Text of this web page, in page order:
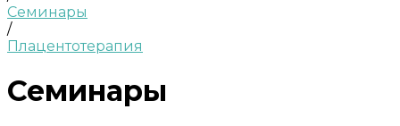
Семинары
/
Плацентотерапия
Семинары